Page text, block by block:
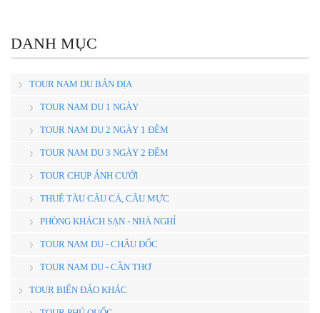
DANH MỤC
TOUR NAM DU BẢN ĐỊA
TOUR NAM DU 1 NGÀY
TOUR NAM DU 2 NGÀY 1 ĐÊM
TOUR NAM DU 3 NGÀY 2 ĐÊM
TOUR CHỤP ẢNH CƯỚI
THUÊ TÀU CÂU CÁ, CÂU MỰC
PHÒNG KHÁCH SẠN - NHÀ NGHỈ
TOUR NAM DU - CHÂU ĐỐC
TOUR NAM DU - CẦN THƠ
TOUR BIỂN ĐẢO KHÁC